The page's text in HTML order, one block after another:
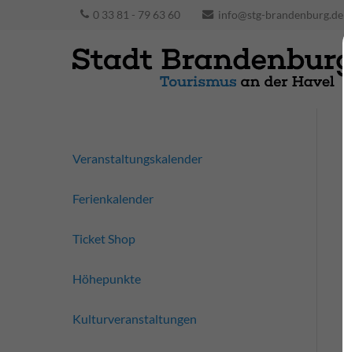
0 33 81 - 79 63 60 info@stg-brandenburg.de
Veranstaltungskalender
Ferienkalender
Ticket Shop
Höhepunkte
Kulturveranstaltungen